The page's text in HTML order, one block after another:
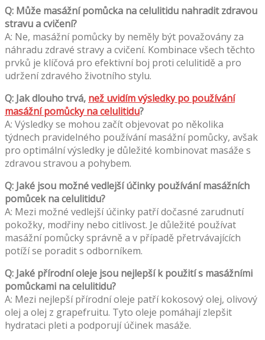
Q: Může masážní pomůcka na celulitidu nahradit zdravou
stravu a cvičení?
A: Ne, masážní pomůcky by neměly být považovány za
náhradu zdravé stravy a cvičení. Kombinace všech těchto
prvků je klíčová pro efektivní boj proti celulitidě a pro
udržení zdravého životního stylu.
Q: Jak dlouho trvá, než uvidím výsledky po používání
masážní pomůcky na celulitidu?
A: Výsledky se mohou začít objevovat po několika
týdnech pravidelného používání masážní pomůcky, avšak
pro optimální výsledky je důležité kombinovat masáže s
zdravou stravou a pohybem.
Q: Jaké jsou možné vedlejší účinky používání masážních
pomůcek na celulitidu?
A: Mezi možné vedlejší účinky patří dočasné zarudnutí
pokožky, modřiny nebo citlivost. Je důležité používat
masážní pomůcky správně a v případě přetrvávajících
potíží se poradit s odborníkem.
Q: Jaké přírodní oleje jsou nejlepší k použití s masážními
pomůckami na celulitidu?
A: Mezi nejlepší přírodní oleje patří kokosový olej, olivový
olej a olej z grapefruitu. Tyto oleje pomáhají zlepšit
hydrataci pleti a podporují účinek masáže.